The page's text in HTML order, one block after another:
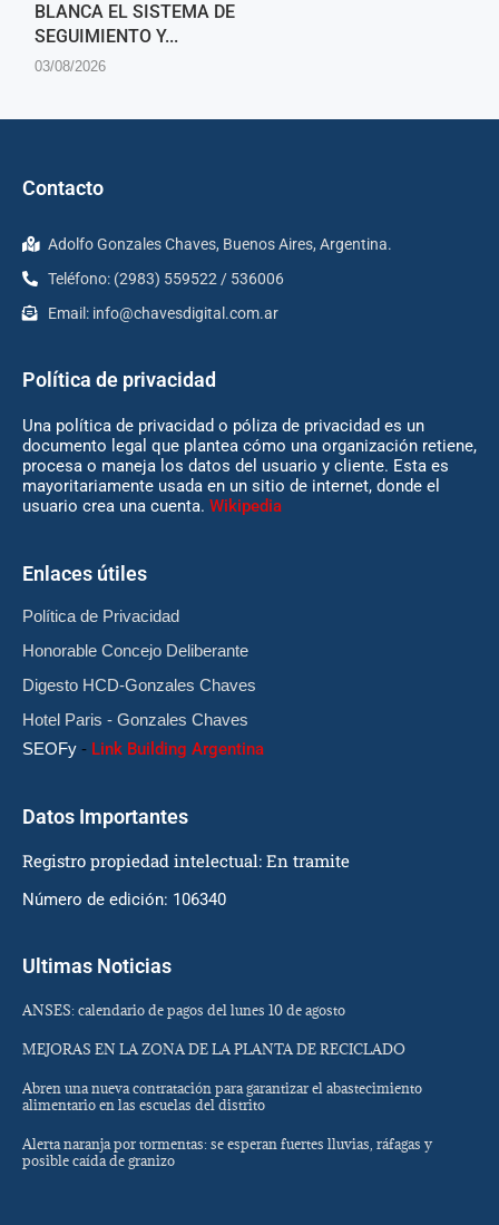
BLANCA EL SISTEMA DE
SEGUIMIENTO Y...
03/08/2026
Contacto
Adolfo Gonzales Chaves, Buenos Aires, Argentina.
Teléfono: (2983) 559522 / 536006
Email: info@chavesdigital.com.ar
Política de privacidad
Una política de privacidad o póliza de privacidad es un
documento legal que plantea cómo una organización retiene,
procesa o maneja los datos del usuario y cliente. Esta es
mayoritariamente usada en un sitio de internet, donde el
usuario crea una cuenta. Wikipedia
Enlaces útiles
Política de Privacidad
Honorable Concejo Deliberante
Digesto HCD-Gonzales Chaves
Hotel Paris - Gonzales Chaves
SEOFy - Link Building Argentina
Datos Importantes
Registro propiedad intelectual: En tramite
Número de edición: 106340
Ultimas Noticias
ANSES: calendario de pagos del lunes 10 de agosto
MEJORAS EN LA ZONA DE LA PLANTA DE RECICLADO
Abren una nueva contratación para garantizar el abastecimiento
alimentario en las escuelas del distrito
Alerta naranja por tormentas: se esperan fuertes lluvias, ráfagas y
posible caída de granizo